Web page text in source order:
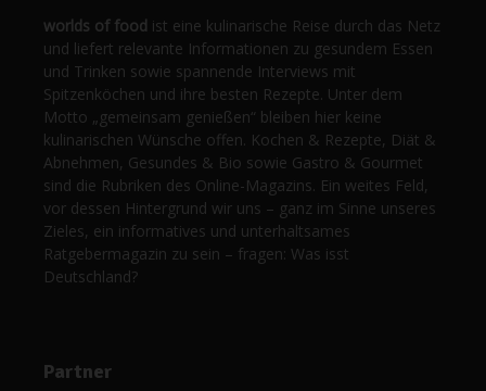
worlds of food ist eine kulinarische Reise durch das Netz
und liefert relevante Informationen zu gesundem Essen
und Trinken sowie spannende Interviews mit
Spitzenköchen und ihre besten Rezepte. Unter dem
Motto „gemeinsam genießen“ bleiben hier keine
kulinarischen Wünsche offen. Kochen & Rezepte, Diät &
Abnehmen, Gesundes & Bio sowie Gastro & Gourmet
sind die Rubriken des Online-Magazins. Ein weites Feld,
vor dessen Hintergrund wir uns – ganz im Sinne unseres
Zieles, ein informatives und unterhaltsames
Ratgebermagazin zu sein – fragen: Was isst
Deutschland?
Partner